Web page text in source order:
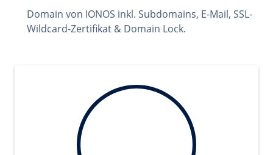
Domain von IONOS inkl. Subdomains, E-Mail, SSL-
Wildcard-Zertifikat & Domain Lock.